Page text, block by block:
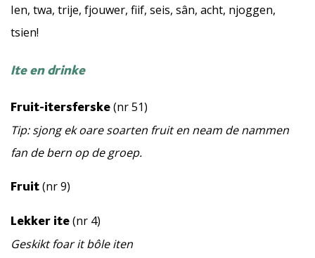
Ien, twa, trije, fjouwer, fiif, seis, sân, acht, njoggen,
tsien!
Ite en drinke
Fruit-itersferske (nr 51)
Tip: sjong ek oare soarten fruit en neam de nammen
fan de bern op de groep.
Fruit (nr 9)
Lekker ite (nr 4)
Geskikt foar it bôle iten